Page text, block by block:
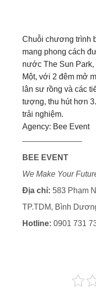
Chuỗi chương trình
mang phong cách
nước The Sun Park,
Một, với 2 đêm mở
lân sư rồng và các
tượng, thu hút hơn
trải nghiệm.
Agency: Bee Event
———————–
BEE EVENT
We Make Your
Địa chỉ: 583 Phạm
TP.TDM, Bình
Hotline: 0901 731